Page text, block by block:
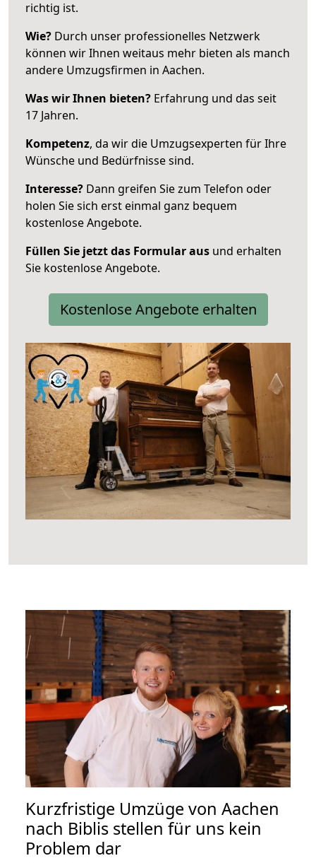
richtig ist.
Wie? Durch unser professionelles Netzwerk
können wir Ihnen weitaus mehr bieten als manch
andere Umzugsfirmen in Aachen.
Was wir Ihnen bieten? Erfahrung und das seit
17 Jahren.
Kompetenz, da wir die Umzugsexperten für Ihre
Wünsche und Bedürfnisse sind.
Interesse? Dann greifen Sie zum Telefon oder
holen Sie sich erst einmal ganz bequem
kostenlose Angebote.
Füllen Sie jetzt das Formular aus und erhalten
Sie kostenlose Angebote.
Kostenlose Angebote erhalten
Kurzfristige Umzüge von Aachen
nach Biblis stellen für uns kein
Problem dar